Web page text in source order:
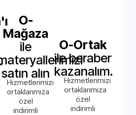
O-
Mağaza
ile
satın alın
Hizmetlerimizi
ortaklarımıza
özel
indirimli
O-Ortak
ile beraber
kazanalım.
Hizmetlerimizi
ortaklarımıza
özel
indirimli